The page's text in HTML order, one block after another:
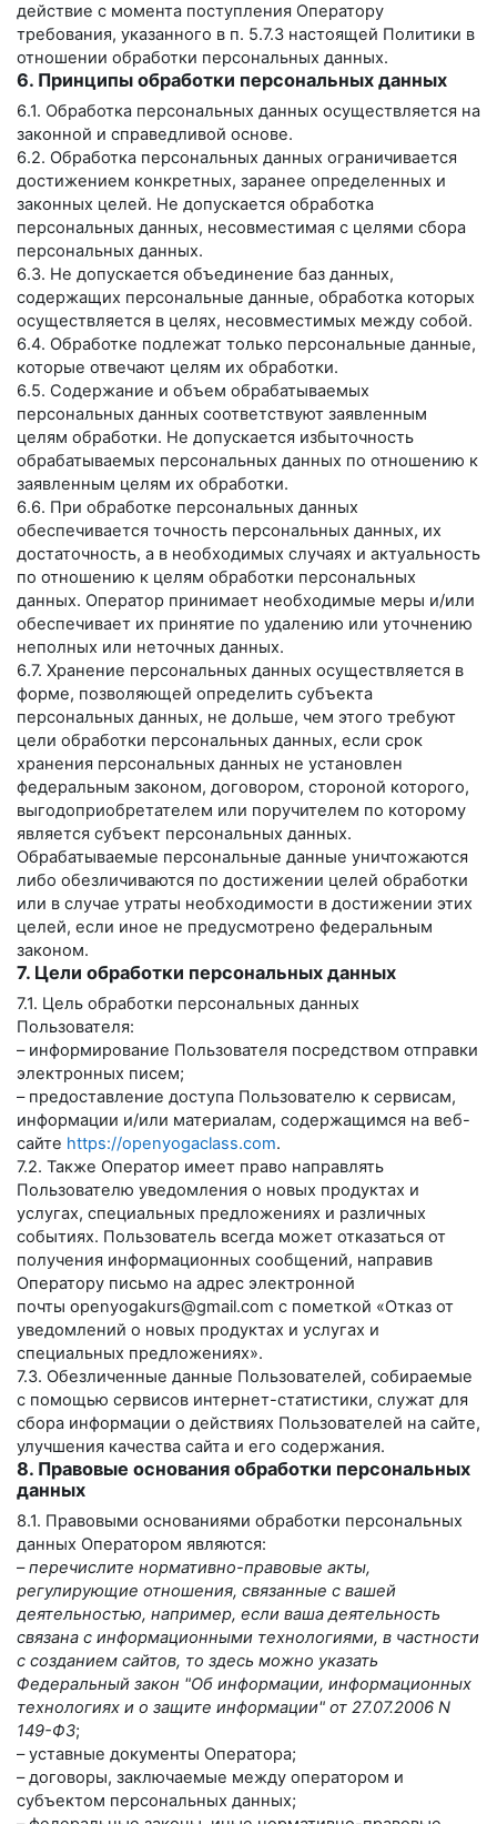
действие с момента поступления Оператору
требования, указанного в п. 5.7.3 настоящей Политики в
отношении обработки персональных данных.
6. Принципы обработки персональных данных
6.1. Обработка персональных данных осуществляется на
законной и справедливой основе.
6.2. Обработка персональных данных ограничивается
достижением конкретных, заранее определенных и
законных целей. Не допускается обработка
персональных данных, несовместимая с целями сбора
персональных данных.
6.3. Не допускается объединение баз данных,
содержащих персональные данные, обработка которых
осуществляется в целях, несовместимых между собой.
6.4. Обработке подлежат только персональные данные,
которые отвечают целям их обработки.
6.5. Содержание и объем обрабатываемых
персональных данных соответствуют заявленным
целям обработки. Не допускается избыточность
обрабатываемых персональных данных по отношению к
заявленным целям их обработки.
6.6. При обработке персональных данных
обеспечивается точность персональных данных, их
достаточность, а в необходимых случаях и актуальность
по отношению к целям обработки персональных
данных. Оператор принимает необходимые меры и/или
обеспечивает их принятие по удалению или уточнению
неполных или неточных данных.
6.7. Хранение персональных данных осуществляется в
форме, позволяющей определить субъекта
персональных данных, не дольше, чем этого требуют
цели обработки персональных данных, если срок
хранения персональных данных не установлен
федеральным законом, договором, стороной которого,
выгодоприобретателем или поручителем по которому
является субъект персональных данных.
Обрабатываемые персональные данные уничтожаются
либо обезличиваются по достижении целей обработки
или в случае утраты необходимости в достижении этих
целей, если иное не предусмотрено федеральным
законом.
7. Цели обработки персональных данных
7.1. Цель обработки персональных данных
Пользователя:
– информирование Пользователя посредством отправки
электронных писем;
– предоставление доступа Пользователю к сервисам,
информации и/или материалам, содержащимся на веб-
сайте https://openyogaclass.com.
7.2. Также Оператор имеет право направлять
Пользователю уведомления о новых продуктах и
услугах, специальных предложениях и различных
событиях. Пользователь всегда может отказаться от
получения информационных сообщений, направив
Оператору письмо на адрес электронной
почты openyogakurs@gmail.com с пометкой «Отказ от
уведомлений о новых продуктах и услугах и
специальных предложениях».
7.3. Обезличенные данные Пользователей, собираемые
с помощью сервисов интернет-статистики, служат для
сбора информации о действиях Пользователей на сайте,
улучшения качества сайта и его содержания.
8. Правовые основания обработки персональных
данных
8.1. Правовыми основаниями обработки персональных
данных Оператором являются:
–перечислите нормативно-правовые акты,
регулирующие отношения, связанные с вашей
деятельностью, например, если ваша деятельность
связана с информационными технологиями, в частности
с созданием сайтов, то здесь можно указать
Федеральный закон "Об информации, информационных
технологиях и о защите информации" от 27.07.2006 N
149-ФЗ;
– уставные документы Оператора;
– договоры, заключаемые между оператором и
субъектом персональных данных;